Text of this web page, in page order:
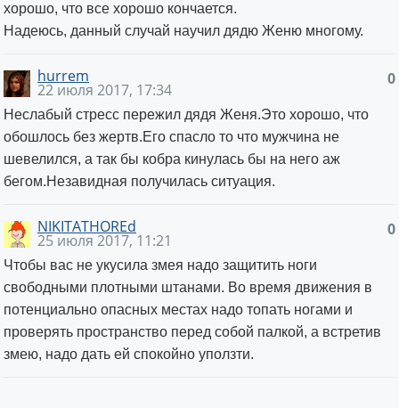
хорошо, что все хорошо кончается.
Надеюсь, данный случай научил дядю Женю многому.
0
hurrem
22 июля 2017, 17:34
Неслабый стресс пережил дядя Женя.Это хорошо, что
обошлось без жертв.Его спасло то что мужчина не
шевелился, а так бы кобра кинулась бы на него аж
бегом.Незавидная получилась ситуация.
0
NIKITATHOREd
25 июля 2017, 11:21
Чтобы вас не укусила змея надо защитить ноги
свободными плотными штанами. Во время движения в
потенциально опасных местах надо топать ногами и
проверять пространство перед собой палкой, а встретив
змею, надо дать ей спокойно уползти.